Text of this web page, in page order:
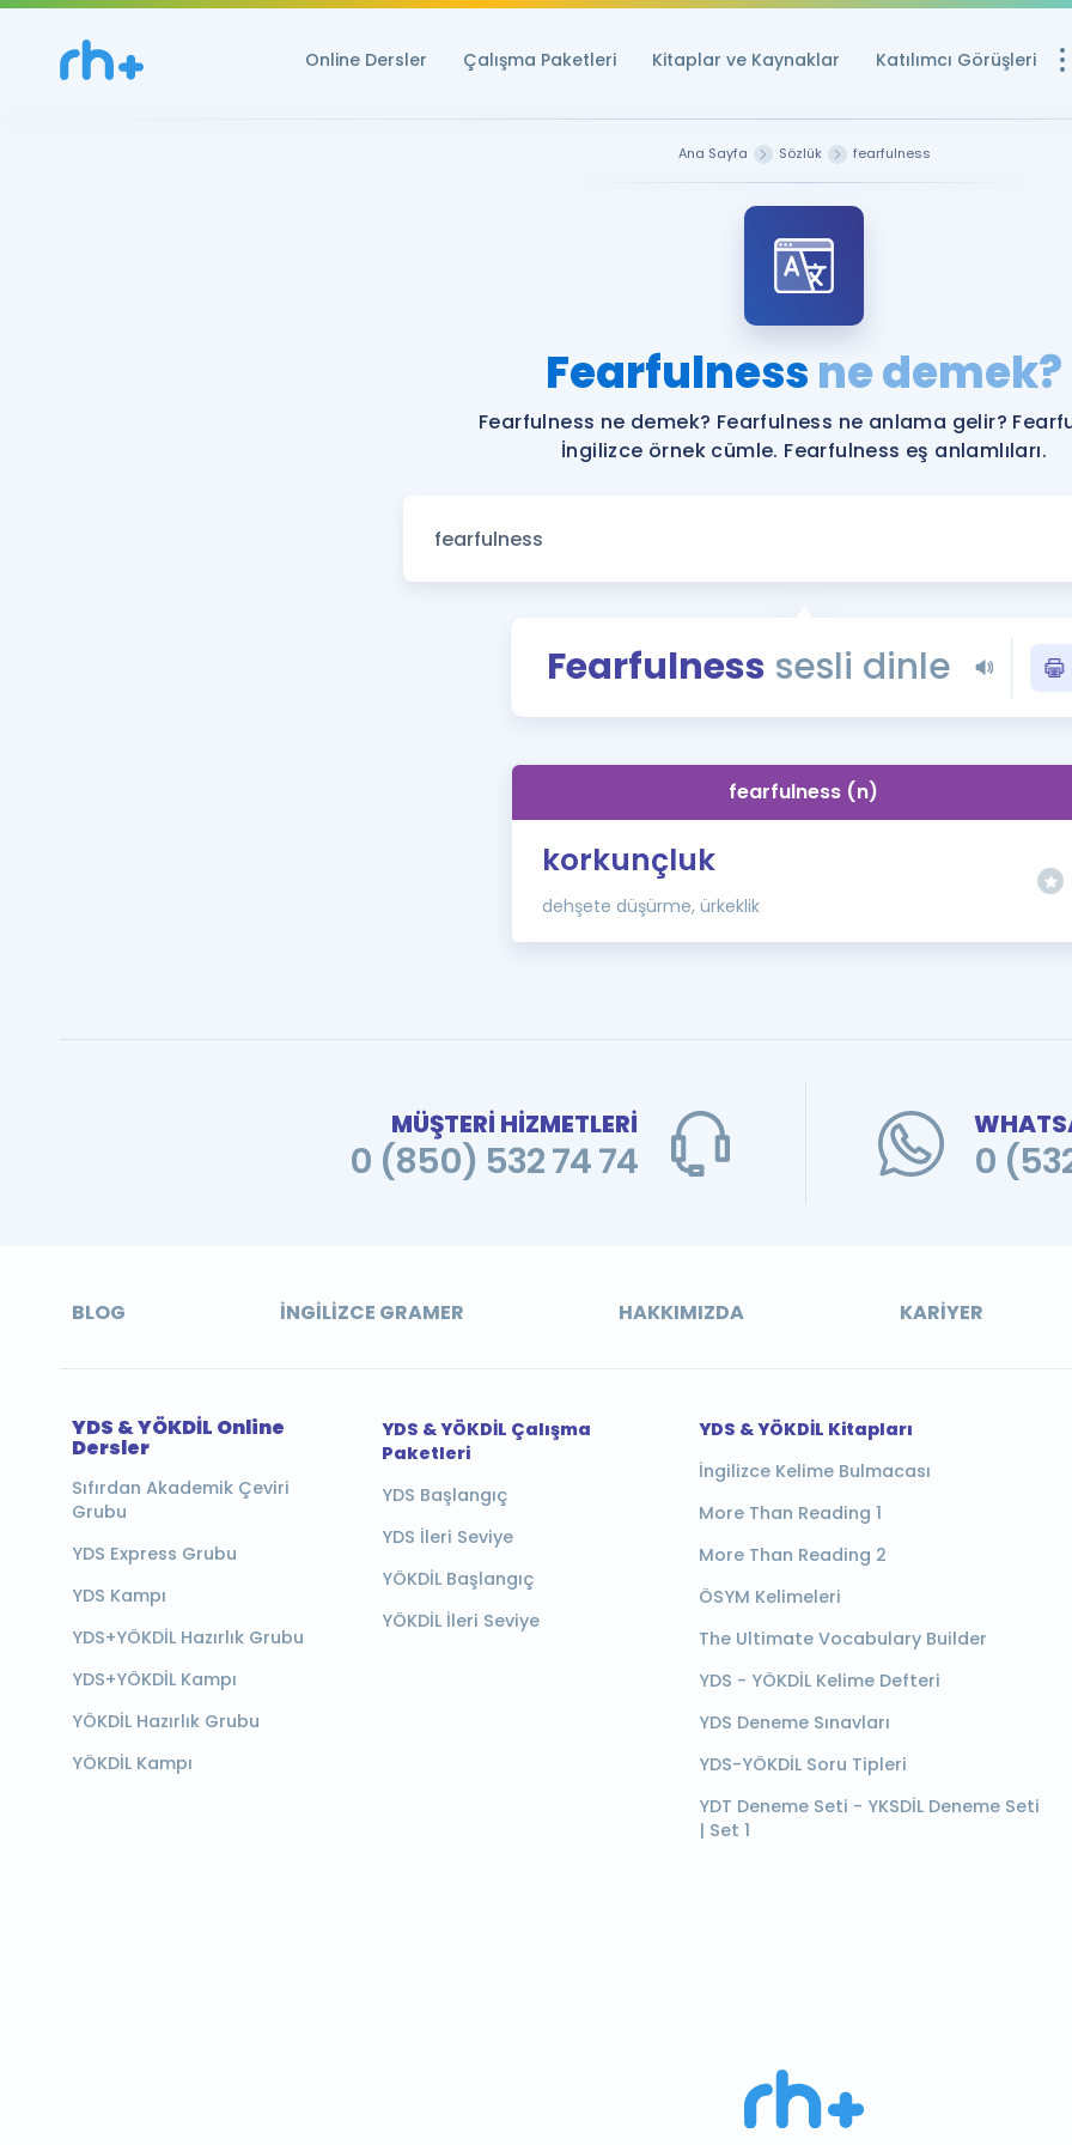
Online Dersler Çalışma Paketleri Kitaplar ve Kaynaklar Katılımcı Görüşleri
Ücretsiz
YDS ve YÖKDİL
YDS ve YÖKDİL'e
Tüm ÖSYM
YDS - YÖKDİL
İngilizce
Ana Sayfa Sözlük fearfulness
Fearfulnessne demek?
Fearfulness ne demek? Fearfulness ne anlama gelir?
İngilizce örnek cümle. Fearfulness eş anlamlıları.
Fearfulness sesli dinle
fearfulness (n)
korkunçluk
dehşete düşürme, ürkeklik
MÜŞTERİ HİZMETLERİ
0 (850) 532 74 74 0
BLOG İNGILIZCE GRAMER HAKKIMIZDA KARIYER
YDS & YÖKDİL Online
Dersler
Sıfırdan Akademik Çeviri
Grubu
YDS Express Grubu
YDS Kampı
YDS+YÖKDİL Hazırlık Grubu
YDS+YÖKDİL Kampı
YÖKDİL Hazırlık Grubu
YÖKDİL Kampı
YDS & YÖKDİL Çalışma
Paketleri
YDS Başlangıç
YDS İleri Seviye
YÖKDİL Başlangıç
YÖKDİL İleri Seviye
YDS & YÖKDİL Kitapları
İngilizce Kelime Bulmacası
More Than Reading 1
More Than Reading 2
ÖSYM Kelimeleri
The Ultimate Vocabulary Builder
YDS - YÖKDİL Kelime Defteri
YDS Deneme Sınavları
YDS-YÖKDİL Soru Tipleri
YDT Deneme Seti - YKSDİL Deneme Seti
| Set 1